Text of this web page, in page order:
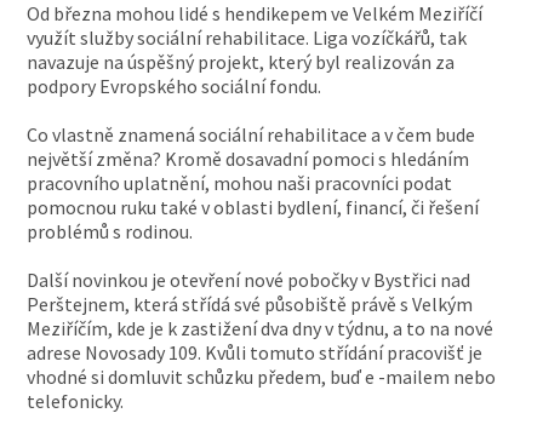
Od března mohou lidé s hendikepem ve Velkém Meziříčí
využít služby sociální rehabilitace. Liga vozíčkářů, tak
navazuje na úspěšný projekt, který byl realizován za
podpory Evropského sociální fondu.
Co vlastně znamená sociální rehabilitace a v čem bude
největší změna? Kromě dosavadní pomoci s hledáním
pracovního uplatnění, mohou naši pracovníci podat
pomocnou ruku také v oblasti bydlení, financí, či řešení
problémů s rodinou.
Další novinkou je otevření nové pobočky v Bystřici nad
Perštejnem, která střídá své působiště právě s Velkým
Meziříčím, kde je k zastižení dva dny v týdnu, a to na nové
adrese Novosady 109. Kvůli tomuto střídání pracovišť je
vhodné si domluvit schůzku předem, buď e -mailem nebo
telefonicky.